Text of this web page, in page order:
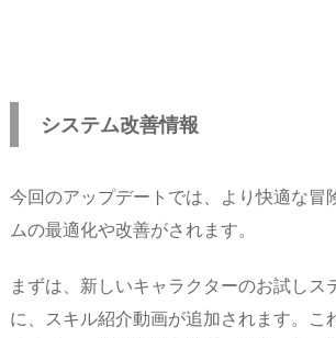
システム改善情報
今回のアップデートでは、より快適な冒
ムの最適化や改善がされます。
まずは、新しいキャラクターのお試しス
に、スキル紹介動画が追加されます。こ